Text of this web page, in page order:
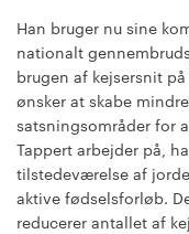
Han bruger nu sine
nationalt
brugen af kejsersnit
ønsker at skabe
satsningsområder for
Tappert arbejder på,
tilstedeværelse af
aktive fødselsforløb.
reducerer antallet af